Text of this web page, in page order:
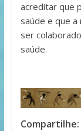
acreditar que
saúde e que
ser
saúde.
Compartilhe: